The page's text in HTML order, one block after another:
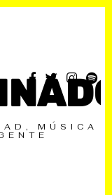
MÚSICA